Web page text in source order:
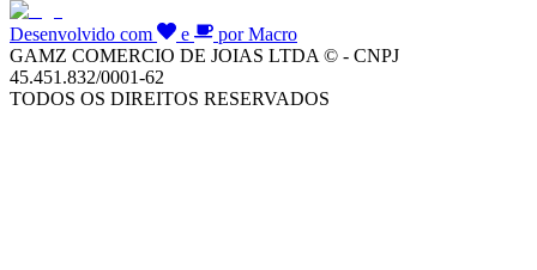
Desenvolvido com e
por Macro
GAMZ COMERCIO DE JOIAS LTDA © - CNPJ
45.451.832/0001-62
TODOS OS DIREITOS RESERVADOS